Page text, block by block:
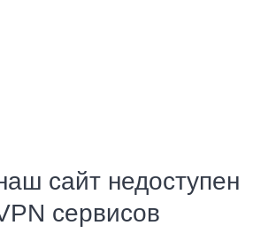
сайт недоступен
сервисов